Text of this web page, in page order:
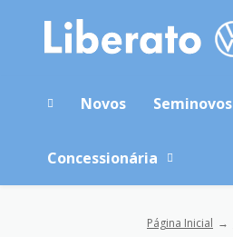
Novos Seminovos
Concessionária
Página Inicial